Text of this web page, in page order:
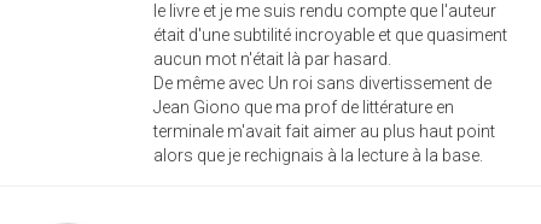
le livre et je me suis rendu compte que l'auteur
était d'une subtilité incroyable et que quasiment
aucun mot n'était là par hasard.
De même avec Un roi sans divertissement de
Jean Giono que ma prof de littérature en
terminale m'avait fait aimer au plus haut point
alors que je rechignais à la lecture à la base.